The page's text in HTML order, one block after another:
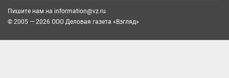
Пишите нам на information@vz.ru
© 2005 — 2026 ООО Деловая газета «Взгляд»